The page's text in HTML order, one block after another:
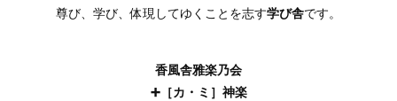
尊び、学び、体現してゆくことを志す学び舎です。
香風舎雅楽乃会
➕［カ・ミ］神楽